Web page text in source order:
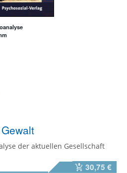
der aktuellen Gesellschaft
30,75 €